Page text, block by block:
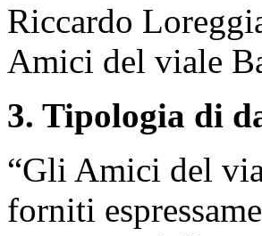
Riccardo
Amici del viale
3. Tipologia di
“Gli Amici del
forniti